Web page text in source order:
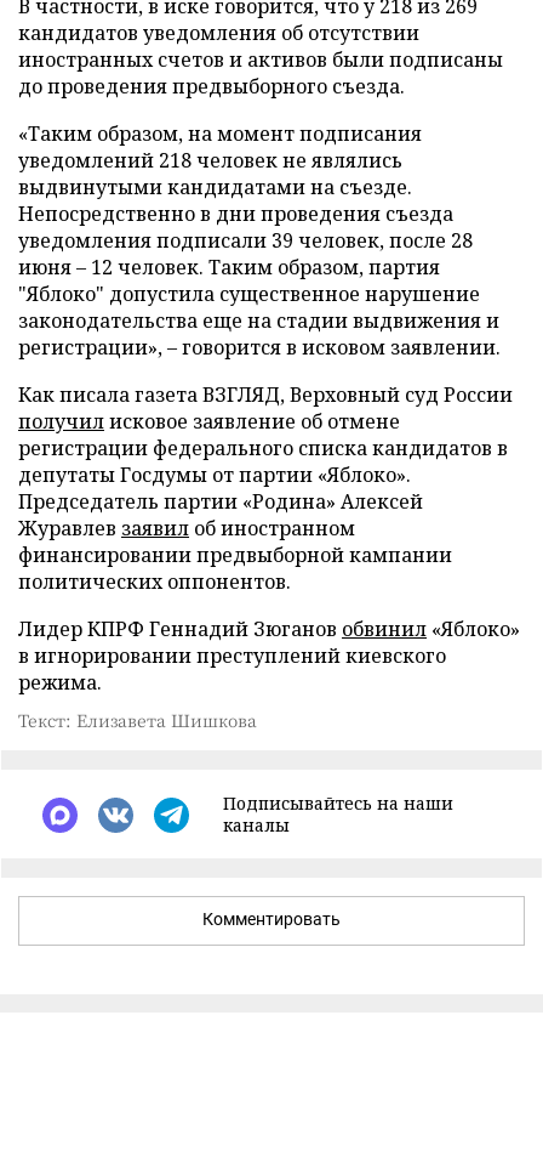
В частности, в иске говорится, что у 218 из 269
кандидатов уведомления об отсутствии
иностранных счетов и активов были подписаны
до проведения предвыборного съезда.
«Таким образом, на момент подписания
уведомлений 218 человек не являлись
выдвинутыми кандидатами на съезде.
Непосредственно в дни проведения съезда
уведомления подписали 39 человек, после 28
июня – 12 человек. Таким образом, партия
"Яблоко" допустила существенное нарушение
законодательства еще на стадии выдвижения и
регистрации», – говорится в исковом заявлении.
Как писала газета ВЗГЛЯД, Верховный суд России
получилисковое заявление об отмене
регистрации федерального списка кандидатов в
депутаты Госдумы от партии «Яблоко».
Председатель партии «Родина» Алексей
Журавлев заявил об иностранном
финансировании предвыборной кампании
политических оппонентов.
Лидер КПРФ Геннадий Зюганов обвинил «Яблоко»
в игнорировании преступлений киевского
режима.
Текст: Елизавета Шишкова
Подписывайтесь на наши
каналы
Комментировать